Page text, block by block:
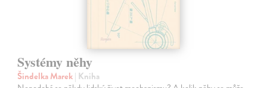
Systémy něhy
Šindelka Marek| Kniha